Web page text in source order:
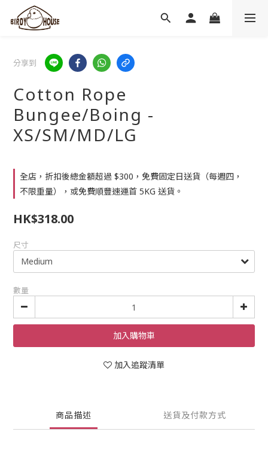
分享到
Cotton Rope
Bungee/Boing -
XS/SM/MD/LG
全店，折扣後總金額超過 $300，免費固定日送貨（每週四，
不限重量），或免費順豐速運首 5KG 送貨。
HK$318.00
尺寸
數量
加入購物車
加入追蹤清單
商品描述 送貨及付款方式